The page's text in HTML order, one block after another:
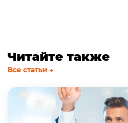
Читайте также
Все статьи →